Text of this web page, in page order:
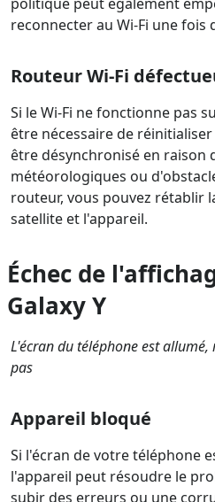
reconnecter au Wi-Fi une fois
Routeur Wi-Fi
Si le Wi-Fi ne fonctionne pas
être nécessaire de
être désynchronisé en raison
météorologiques ou
routeur, vous pouvez rétablir
satellite et l'appareil.
Échec de
Galaxy Y
L'écran du téléphone est
pas
Appareil bloqué
Si l'écran de votre téléphone
l'appareil peut résoudre le
subir des erreurs ou une